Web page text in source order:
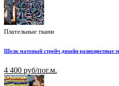
Плательные ткани
Шелк матовый стрейч дизайн разноцветные
4 400 руб/пог.м.